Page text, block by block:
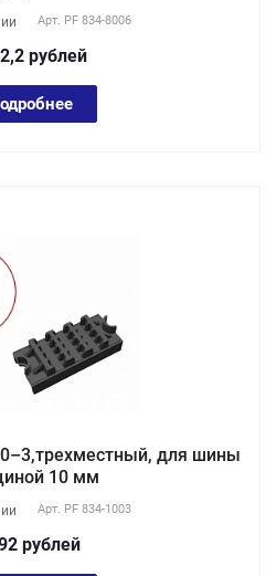
Арт. PF 834-8006
рублей
для шины
10 мм
Арт. PF 834-1003
рублей